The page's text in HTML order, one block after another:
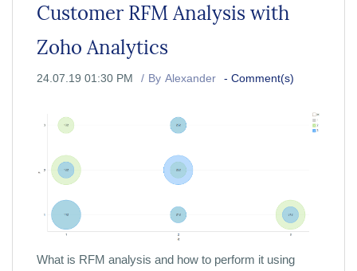
Customer RFM Analysis with
Zoho Analytics
24.07.19 01:30 PM By Alexander - Comment(s)
What is RFM analysis and how to perform it using